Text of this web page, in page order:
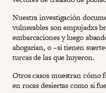
Nuestra investigación
vulnerables son empujadxs
embarcaciones y luego
ahogarían, o –si tienen
turcas de las que huyeron.
Otros casos muestran cómo
en rocas desiertas como si